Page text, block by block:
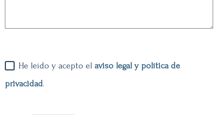
He leído y acepto el aviso legal y política de
privacidad.